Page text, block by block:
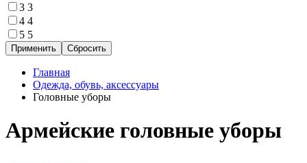
3 3
4 4
5 5
Главная
Одежда, обувь, аксессуары
Головные уборы
Армейские головные уборы